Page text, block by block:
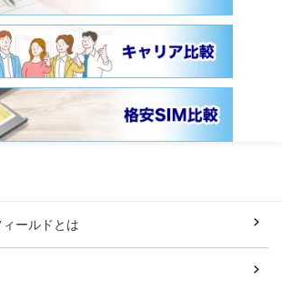
ールドとは